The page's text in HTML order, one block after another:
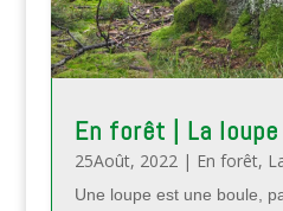
En forêt | La
25Août, 2022| En forêt,
Une loupe est une boule,